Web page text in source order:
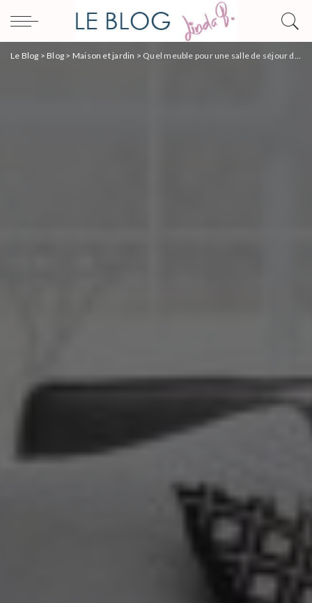
Le Blog > Blog > Maison et jardin > Quel meuble pour une salle de séjour design ?